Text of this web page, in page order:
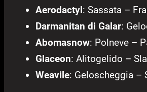
Aerodactyl: Sassata –
Darmanitan di Galar:
Abomasnow: Polneve –
Glaceon: Alitogelido –
Weavile: Geloscheggia –